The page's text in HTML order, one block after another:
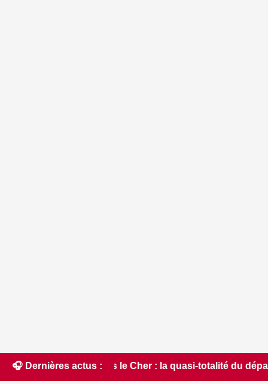
🎧 Dernières actus :
le Cher : la quasi-totalité du département placée